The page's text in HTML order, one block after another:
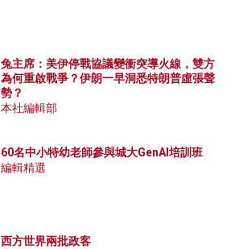
兔主席：美伊停戰協議變衝突導火線，雙方
為何重啟戰爭？伊朗一早洞悉特朗普虛張聲
勢？
本社編輯部
60名中小特幼老師參與城大GenAI培訓班
編輯精選
西方世界兩批政客